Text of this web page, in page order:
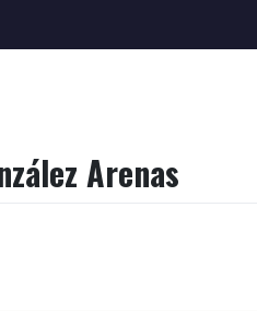
Arenas